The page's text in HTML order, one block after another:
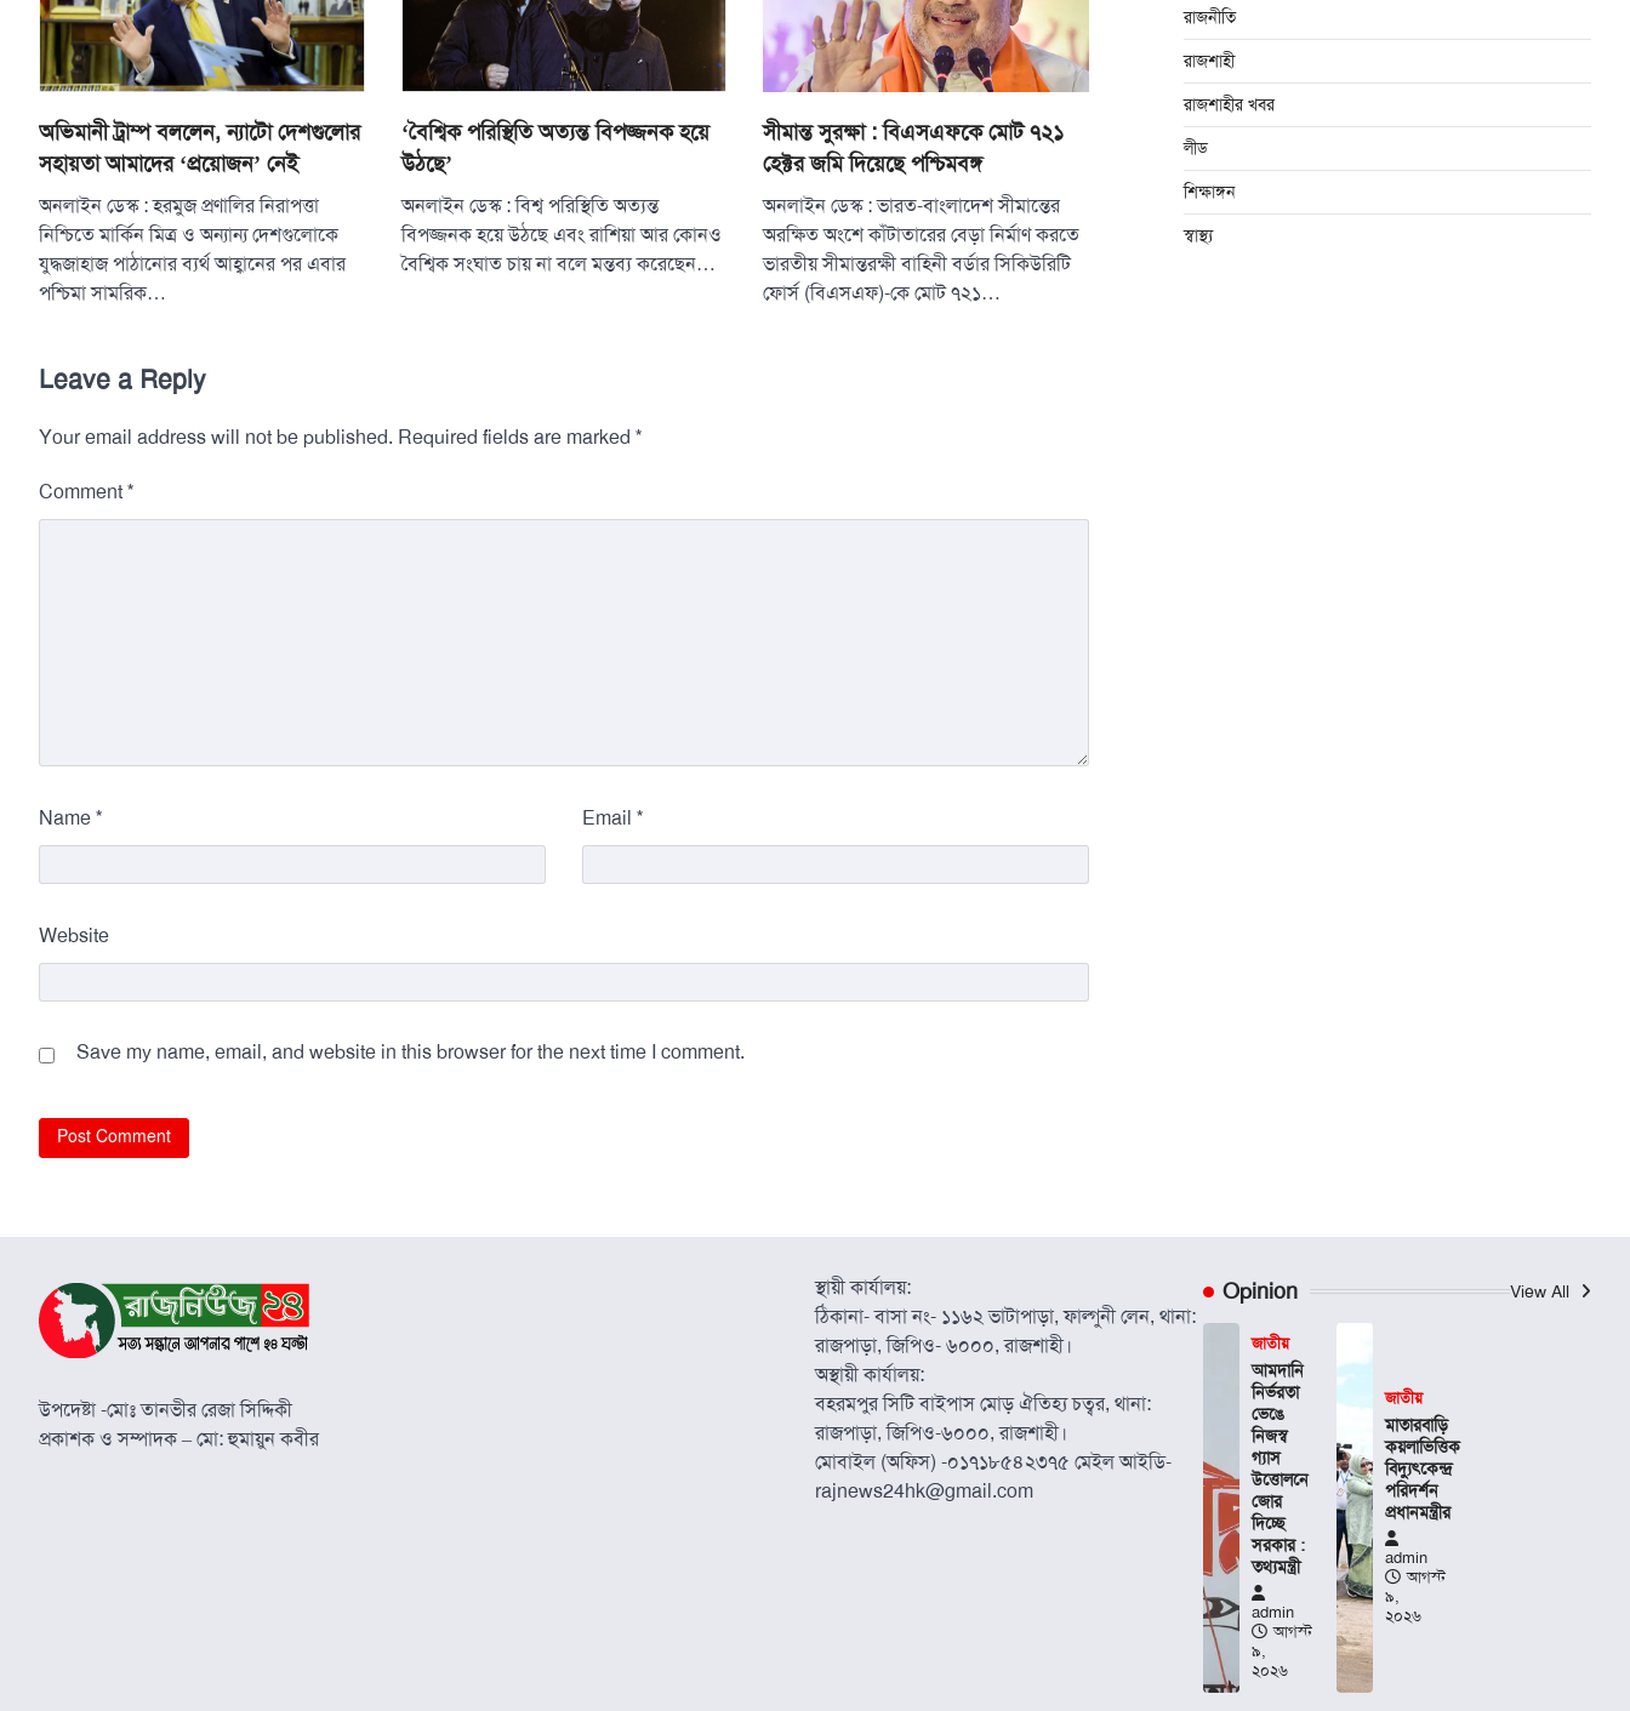
অভিমানী ট্রাম্প বললেন, ন্যাটো দেশগুলোর
সহায়তা আমাদের ‘প্রয়োজন’ নেই
অনলাইন ডেস্ক : হরমুজ প্রণালির নিরাপত্তা
নিশ্চিতে মার্কিন মিত্র ও অন্যান্য দেশগুলোকে
যুদ্ধজাহাজ পাঠানোর ব্যর্থ আহ্বানের পর এবার
পশ্চিমা সামরিক…
‘বৈশ্বিক পরিস্থিতি অত্যন্ত বিপজ্জনক হয়ে
উঠছে’
অনলাইন ডেস্ক : বিশ্ব পরিস্থিতি অত্যন্ত
বিপজ্জনক হয়ে উঠছে এবং রাশিয়া আর কোনও
বৈশ্বিক সংঘাত চায় না বলে মন্তব্য করেছেন…
সীমান্ত সুরক্ষা : বিএসএফকে মোট ৭২১
হেক্টর জমি দিয়েছে পশ্চিমবঙ্গ
অনলাইন ডেস্ক : ভারত-বাংলাদেশ সীমান্তের
অরক্ষিত অংশে কাঁটাতারের বেড়া নির্মাণ করতে
ভারতীয় সীমান্তরক্ষী বাহিনী বর্ডার সিকিউরিটি
ফোর্স (বিএসএফ)-কে মোট ৭২১…
Leave a Reply
Your email address will not be published. Required fields are marked *
Comment *
Name * Email *
Website
Save my name, email, and website in this browser for the next time I comment.
রাজনীতি
রাজশাহী
রাজশাহীর খবর
লীড
শিক্ষাঙ্গন
স্বাস্থ্য
উপদেষ্টা -মোঃ তানভীর রেজা সিদ্দিকী
প্রকাশক ও সম্পাদক – মো: হুমায়ুন কবীর
স্থায়ী কার্যালয়:
ঠিকানা- বাসা নং- ১১৬২ ভাটাপাড়া, ফাল্গুনী লেন, থানা:
রাজপাড়া, জিপিও- ৬০০০, রাজশাহী।
অস্থায়ী কার্যালয়:
বহরমপুর সিটি বাইপাস মোড় ঐতিহ্য চত্বর, থানা:
রাজপাড়া, জিপিও-৬০০০, রাজশাহী।
মোবাইল (অফিস) -০১৭১৮৫৪২৩৭৫ মেইল আইডি-
rajnews24hk@gmail.com
Opinion View All
জাতীয়
আমদানি
নির্ভরতা
ভেঙে
নিজস্ব
গ্যাস
উত্তোলনে
জোর
দিচ্ছে
সরকার :
তথ্যমন্ত্রী
admin
আগস্ট
৯,
২০২৬
জাতীয়
মাতারবাড়ি
কয়লাভিত্তিক
বিদ্যুৎকেন্দ্র
পরিদর্শন
প্রধানমন্ত্রীর
admin
আগস্ট
৯,
২০২৬